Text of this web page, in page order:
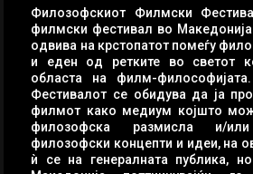
Филозофскиот Филмски
филмски фестивал во
одвива на крстопатот помеѓу
и еден од ретките во светот
областа на филм-
Фестивалот се обидува да ја
филмот како медиум којшто
филозофска размисла и/
филозофски концепти и идеи, на
ѝ се на генералната публика,